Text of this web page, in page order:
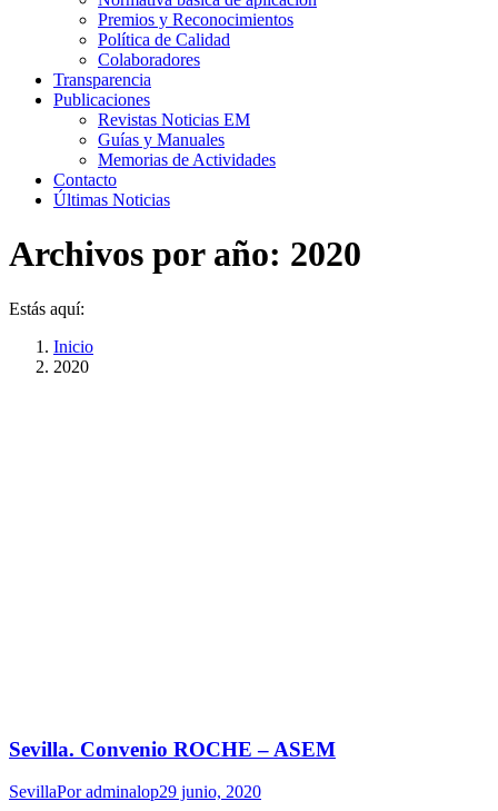
Premios y Reconocimientos
Política de Calidad
Colaboradores
Transparencia
Publicaciones
Revistas Noticias EM
Guías y Manuales
Memorias de Actividades
Contacto
Últimas Noticias
Archivos por año: 2020
Estás aquí:
Inicio
2020
Sevilla. Convenio ROCHE – ASEM
SevillaPoradminalop29 junio, 2020